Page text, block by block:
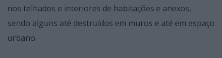
nos telhados e interiores de habitações e anexos,
sendo alguns até destruídos em muros e até em espaço
urbano.